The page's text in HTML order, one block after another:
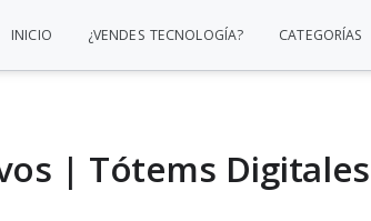
INICIO ¿VENDES TECNOLOGÍA? CATEGORÍAS
| Tótems Digitales